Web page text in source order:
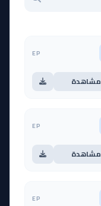
EP
مشاهدة
EP
مشاهدة
EP